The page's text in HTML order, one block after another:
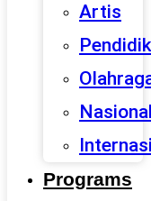
Artis
Nasional
Programs